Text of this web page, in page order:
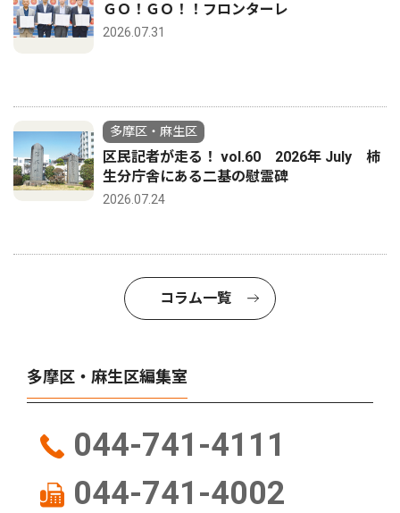
ＧＯ！ＧＯ！！フロンターレ
2026.07.31
多摩区・麻生区
区民記者が走る！ vol.60 2026年 July 柿
生分庁舎にある二基の慰霊碑
2026.07.24
コラム一覧
多摩区・麻生区編集室
044-741-4111
044-741-4002